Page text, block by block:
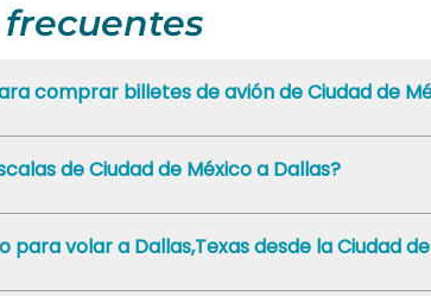
comprar billetes de avión de Ciudad de
de Ciudad de México a Dallas?
volar a Dallas,Texas desde la Ciudad